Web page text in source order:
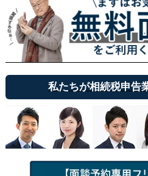
私たちが相続税申告